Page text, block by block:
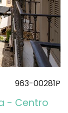
963-00281P
- Centro